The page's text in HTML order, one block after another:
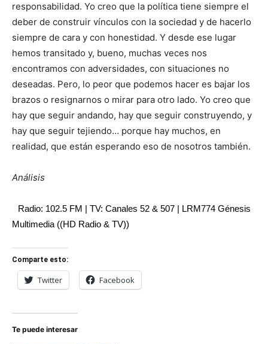
responsabilidad. Yo creo que la política tiene siempre el
deber de construir vínculos con la sociedad y de hacerlo
siempre de cara y con honestidad. Y desde ese lugar
hemos transitado y, bueno, muchas veces nos
encontramos con adversidades, con situaciones no
deseadas. Pero, lo peor que podemos hacer es bajar los
brazos o resignarnos o mirar para otro lado. Yo creo que
hay que seguir andando, hay que seguir construyendo, y
hay que seguir tejiendo… porque hay muchos, en
realidad, que están esperando eso de nosotros también.
Análisis
Radio: 102.5 FM | TV: Canales 52 & 507 | LRM774 Génesis
Multimedia ((HD Radio & TV))
Comparte esto:
Twitter Facebook
Te puede interesar